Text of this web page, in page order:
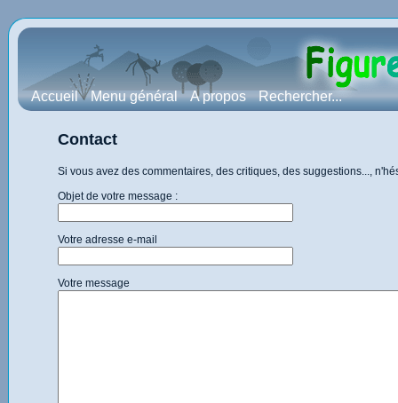
Accueil Menu général A propos Rechercher...
Contact
Si vous avez des commentaires, des critiques, des suggestions...,
Objet de votre message :
Votre adresse e-mail
Votre message